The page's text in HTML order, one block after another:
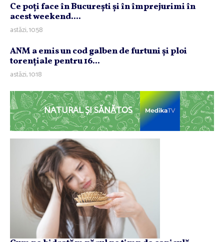
Ce poţi face în Bucureşti şi în împrejurimi în
acest weekend....
astăzi, 10:58
ANM a emis un cod galben de furtuni şi ploi
torenţiale pentru 16...
astăzi, 10:18
NATURAL ȘI SĂNĂTOS